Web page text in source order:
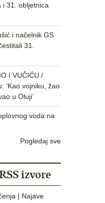
i 31. obljetnica
i načelnik GS
31.
I VUČIĆU /
‘Kao vojniku, žao
u Oluji’
voda na
Pogledaj sve
izvore
| Najave